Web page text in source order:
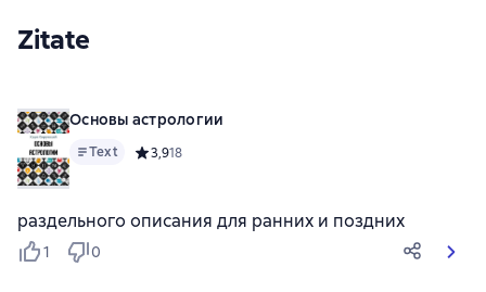
Zitate
Основы астрологии
Text Средний рейтинг 3,9 на основе 18 оценок
3,918
раздельного описания для ранних и поздних
1 0